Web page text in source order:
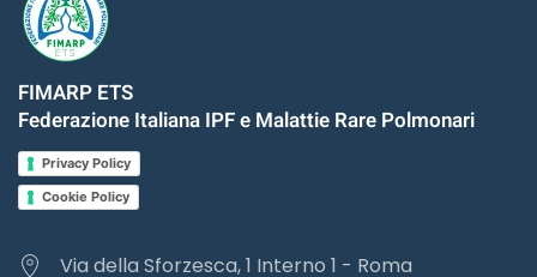
FIMARP ETS
Federazione Italiana IPF e Malattie Rare Polmonari
Privacy Policy
Cookie Policy
Via della Sforzesca, 1 Interno 1 - Roma